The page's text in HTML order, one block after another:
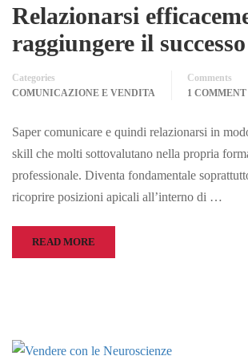
Relazionarsi
raggiungere il successo
Categories
COMUNICAZIONE E VENDITA
Comments
1 COMMENT
Saper comunicare e quindi relazionarsi in
skill che molti sottovalutano nella propria
professionale. Diventa fondamentale
ricoprire posizioni apicali all’interno di …
READ MORE